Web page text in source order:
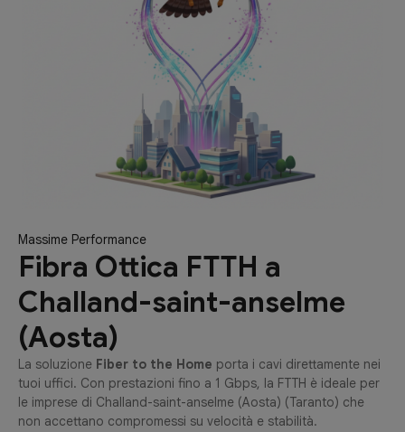
Massime Performance
Fibra Ottica FTTH a
Challand-saint-anselme
(Aosta)
La soluzione Fiber to the Home porta i cavi direttamente nei
tuoi uffici. Con prestazioni fino a 1 Gbps, la FTTH è ideale per
le imprese di Challand-saint-anselme (Aosta) (Taranto) che
non accettano compromessi su velocità e stabilità.